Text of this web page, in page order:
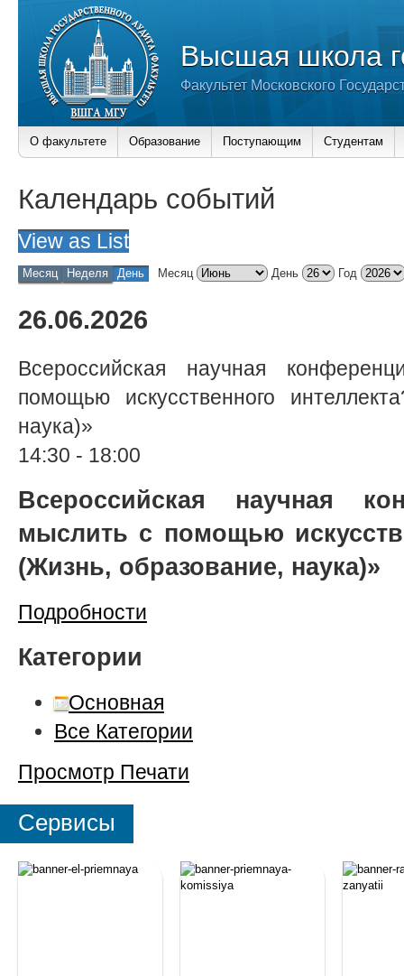
Высшая школа
Факультет Московского
О факультете Образование Поступающим Студентам
Календарь событий
View as List
Месяц Неделя День Месяц День Год
26.06.2026
Всероссийская научная
помощью искусственного
наука)»
14:30 - 18:00
Всероссийская научная
мыслить с помощью
(Жизнь, образование, наука)»
Подробности
Категории
Основная
Все Категории
Просмотр Печати
Сервисы